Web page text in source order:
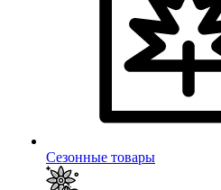
Сезонные товары